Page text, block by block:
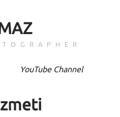
YouTube Channel